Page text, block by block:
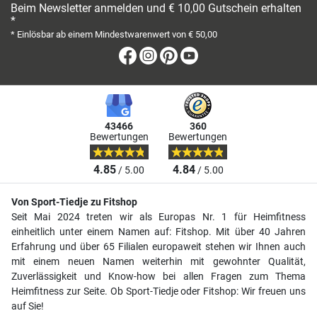
Beim Newsletter anmelden und € 10,00 Gutschein erhalten
*
* Einlösbar ab einem Mindestwarenwert von € 50,00
Facebook
Instagram
Pinterest
43466
Bewertungen
4.85/ 5.00
360
Bewertungen
4.84/ 5.00
Von Sport-Tiedje zu Fitshop
Seit Mai 2024 treten wir als Europas Nr. 1 für Heimfitness
einheitlich unter einem Namen auf: Fitshop. Mit über 40 Jahren
Erfahrung und über 65 Filialen europaweit stehen wir Ihnen auch
mit einem neuen Namen weiterhin mit gewohnter Qualität,
Zuverlässigkeit und Know-how bei allen Fragen zum Thema
Heimfitness zur Seite. Ob Sport-Tiedje oder Fitshop: Wir freuen uns
auf Sie!